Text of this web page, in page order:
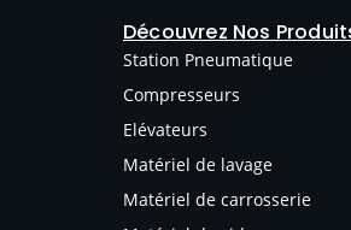
Découvrez Nos
Station Pneumatique
Compresseurs
Elévateurs
Matériel de lavage
Matériel de carrosserie